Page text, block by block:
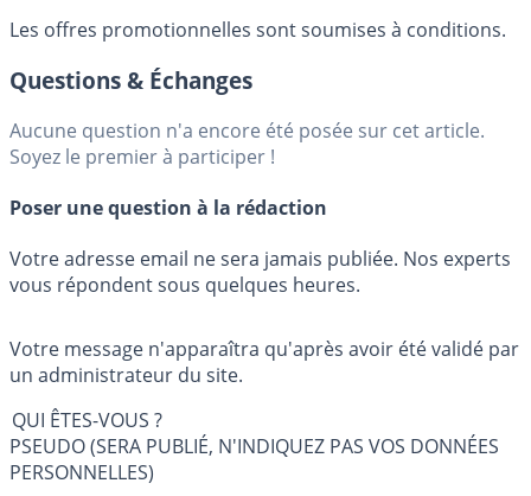
Les offres promotionnelles sont soumises à conditions.
Questions & Échanges
Aucune question n'a encore été posée sur cet article.
Soyez le premier à participer !
Poser une question à la rédaction
Votre adresse email ne sera jamais publiée. Nos experts
vous répondent sous quelques heures.
Votre message n'apparaîtra qu'après avoir été validé par
un administrateur du site.
QUI ÊTES-VOUS ?
PSEUDO (SERA PUBLIÉ, N'INDIQUEZ PAS VOS DONNÉES
PERSONNELLES)